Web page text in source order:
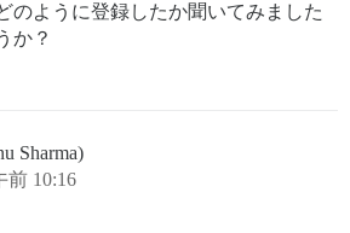
のように登録したか聞いてみました
か？
Sharma)
前 10:16